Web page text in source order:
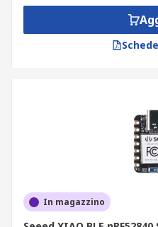
In magazzino